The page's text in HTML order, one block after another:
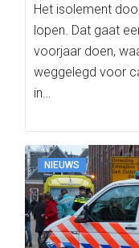
Het isolement
lopen. Dat gaat
voorjaar doen,
weggelegd voor
in…
NIEUWS